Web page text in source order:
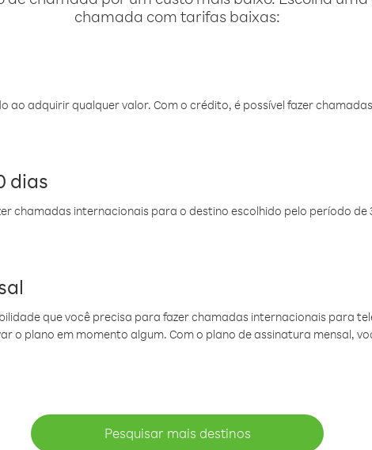
chamada com tarifas baixas:
ao adquirir qualquer valor. Com o crédito, é possível fazer
dias
chamadas internacionais para o destino escolhido pelo período
que você precisa para fazer chamadas internacionais para
o plano em momento algum. Com o plano de assinatura mensal,
Pesquisar mais destinos